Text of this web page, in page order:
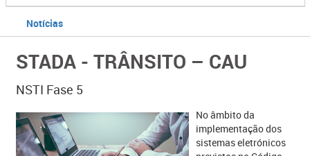
Notícias
STADA - TRÂNSITO – CAU
NSTI Fase 5
​No âmbito da
implementação dos
sistemas eletrónicos